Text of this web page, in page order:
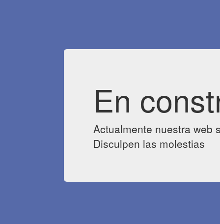
En
Actualmente nuestra web
Disculpen las molestias